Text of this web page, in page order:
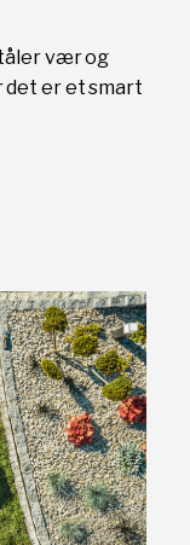
vær og
det er et smart